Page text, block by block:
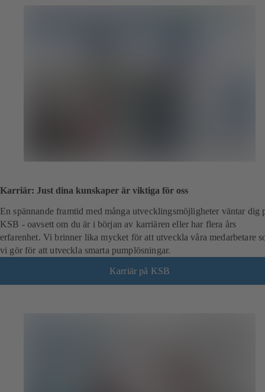
Karriär: Just dina kunskaper är viktiga för oss
En spännande framtid med många utvecklingsmöjligheter väntar dig
KSB - oavsett om du är i början av karriären eller har flera års
erfarenhet. Vi brinner lika mycket för att utveckla våra medarbetare
vi gör för att utveckla smarta pumplösningar.
Karriär på KSB